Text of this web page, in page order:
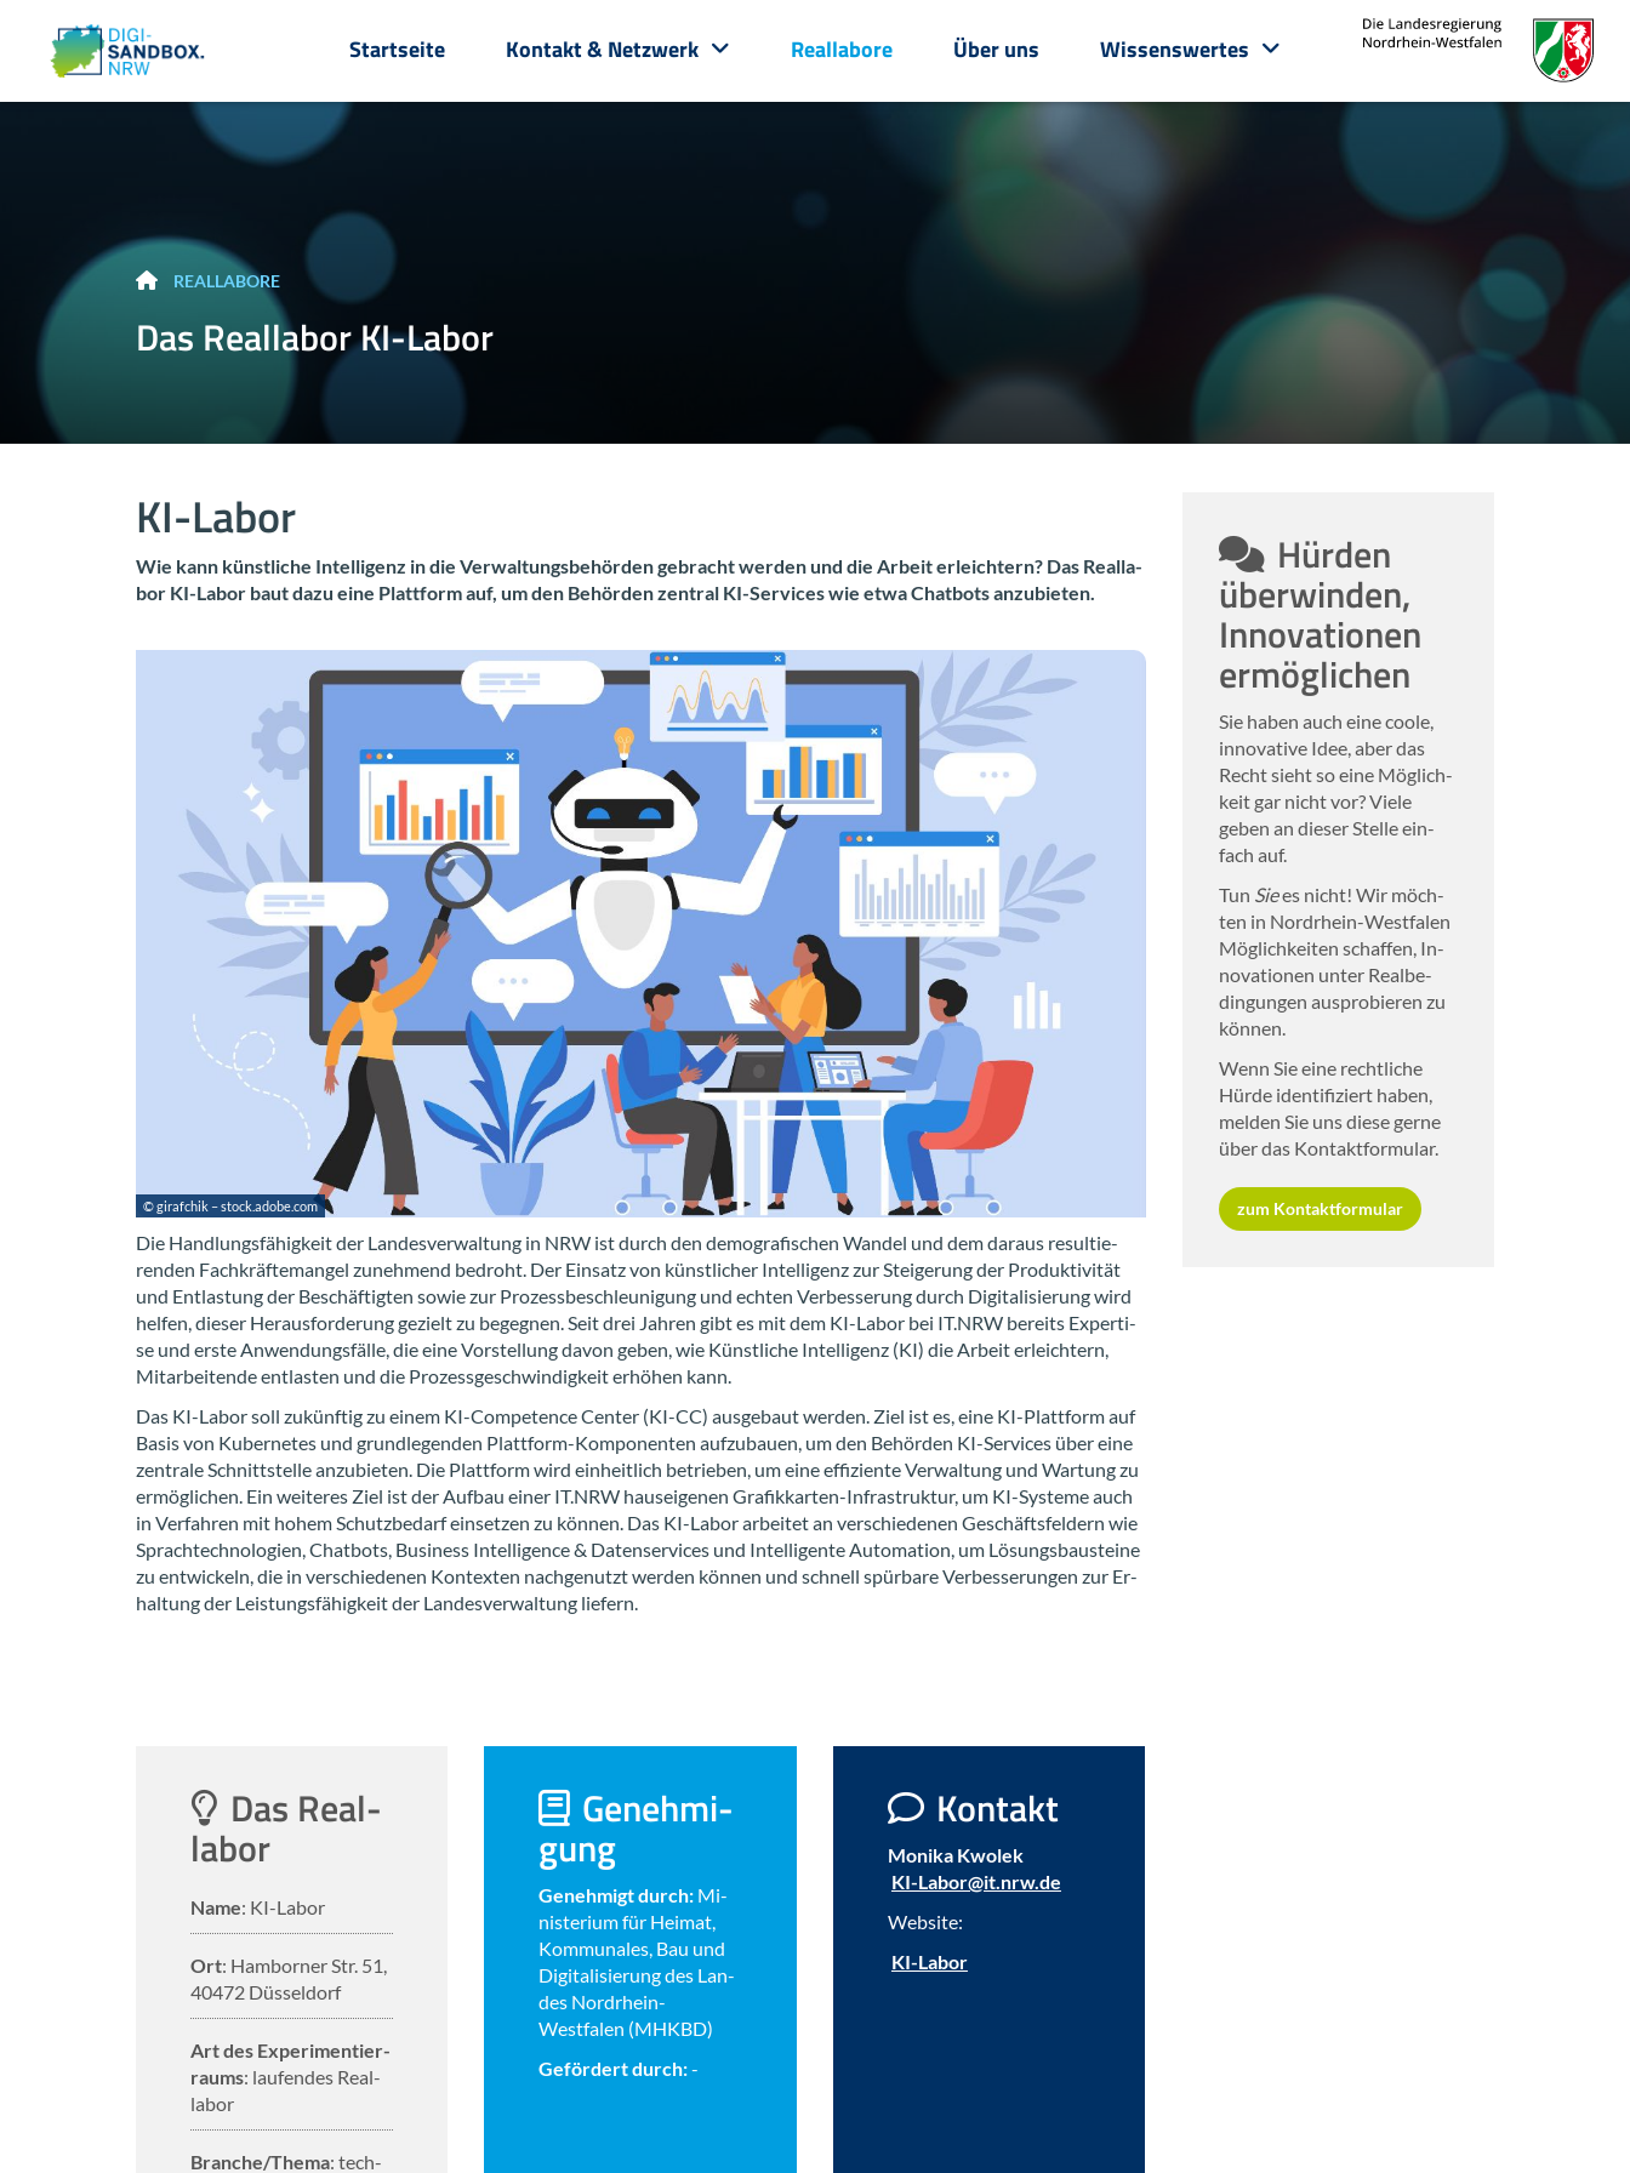
Startseite Kontakt & Netzwerk Reallabore Über uns Wissenswertes
RE­AL­LA­BO­RE
Das Re­al­la­bor KI-​Labor
KI-​Labor
Wie kann künst­li­che In­tel­li­genz in die Ver­wal­tungs­be­hör­den ge­bracht wer­den und die Ar­beit er­leich­tern? Das Re­al­la­
bor KI-​Labor baut dazu eine Platt­form auf, um den Be­hör­den zen­tral KI-​Services wie etwa Chat­bots an­zu­bie­ten.
© gi­raf­chik – stock.adobe.com
Die Hand­lungs­fä­hig­keit der Lan­des­ver­wal­tung in NRW ist durch den de­mo­gra­fi­schen Wan­del und dem dar­aus re­sul­tie­
ren­den Fach­kräf­te­man­gel zu­neh­mend be­droht. Der Ein­satz von künst­li­cher In­tel­li­genz zur Stei­ge­rung der Pro­duk­ti­vi­tät
und Ent­las­tung der Be­schäf­tig­ten sowie zur Pro­zess­be­schleu­ni­gung und ech­ten Ver­bes­se­rung durch Di­gi­ta­li­sie­rung wird
hel­fen, die­ser Her­aus­for­de­rung ge­zielt zu be­geg­nen. Seit drei Jah­ren gibt es mit dem KI-​Labor bei IT.NRW be­reits Ex­per­ti­
se und erste An­wen­dungs­fäl­le, die eine Vor­stel­lung davon geben, wie Künst­li­che In­tel­li­genz (KI) die Ar­beit er­leich­tern,
Mit­ar­bei­ten­de ent­las­ten und die Pro­zess­ge­schwin­dig­keit er­hö­hen kann.
Das KI-​Labor soll zu­künf­tig zu einem KI-​Competence Cen­ter (KI-CC) aus­ge­baut wer­den. Ziel ist es, eine KI-​Plattform auf
Basis von Ku­ber­ne­tes und grund­le­gen­den Plattform-​Komponenten auf­zu­bau­en, um den Be­hör­den KI-​Services über eine
zen­tra­le Schnitt­stel­le an­zu­bie­ten. Die Platt­form wird ein­heit­lich be­trie­ben, um eine ef­fi­zi­en­te Ver­wal­tung und War­tung zu
er­mög­li­chen. Ein wei­te­res Ziel ist der Auf­bau einer IT.NRW haus­ei­ge­nen Grafikkarten-​Infrastruktur, um KI-​Systeme auch
in Ver­fah­ren mit hohem Schutz­be­darf ein­set­zen zu kön­nen. Das KI-​Labor ar­bei­tet an ver­schie­de­nen Ge­schäfts­fel­dern wie
Sprach­tech­no­lo­gien, Chat­bots, Busi­ness In­tel­li­gence & Da­ten­ser­vices und In­tel­li­gen­te Au­to­ma­ti­on, um Lö­sungs­bau­stei­ne
zu ent­wi­ckeln, die in ver­schie­de­nen Kon­tex­ten nach­ge­nutzt wer­den kön­nen und schnell spür­ba­re Ver­bes­se­run­gen zur Er­
hal­tung der Leis­tungs­fä­hig­keit der Lan­des­ver­wal­tung lie­fern.
Das Re­al­
la­bor
Name: KI-​Labor
Ort: Ham­bor­ner Str. 51,
40472 Düs­sel­dorf
Art des Ex­pe­ri­men­tier­
raums: lau­fen­des Re­al­
la­bor
Bran­che/Thema: tech­
Ge­neh­mi­
gung
Ge­neh­migt durch: Mi­
nis­te­ri­um für Hei­mat,
Kom­mu­na­les, Bau und
Di­gi­ta­li­sie­rung des Lan­
des Nordrhein-​
Westfalen (MHKBD)
Ge­för­dert durch:-
Kon­takt
Mo­ni­ka Kwo­lek
KI-​Labor@it.nrw.de
Web­site:
KI-​Labor
Hür­den
über­win­den,
In­no­va­tio­nen
er­mög­li­chen
Sie haben auch eine coole,
in­no­va­ti­ve Idee, aber das
Recht sieht so eine Mög­lich­
keit gar nicht vor? Viele
geben an die­ser Stel­le ein­
fach auf.
Tun Siees nicht! Wir möch­
ten in Nordrhein-​Westfalen
Mög­lich­kei­ten schaf­fen, In­
no­va­tio­nen unter Re­al­be­
din­gun­gen aus­pro­bie­ren zu
kön­nen.
Wenn Sie eine recht­li­che
Hürde iden­ti­fi­ziert haben,
mel­den Sie uns diese gerne
über das Kon­takt­for­mu­lar.
zum Kon­takt­for­mu­lar